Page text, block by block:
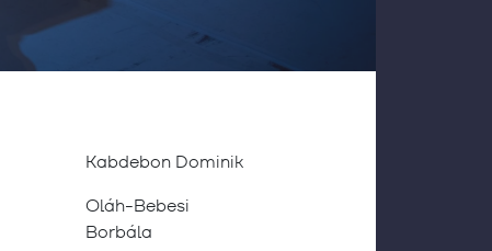
Kabdebon Dominik
Oláh-Bebesi
Borbála